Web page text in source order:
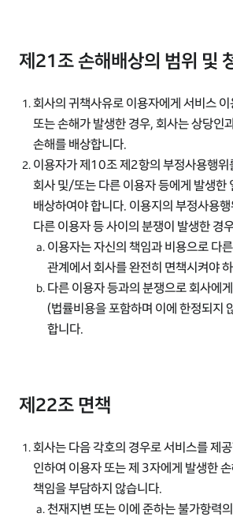
제21조 손해배상의 범위 및
회사의 귀책사유로 이용자에게 서비스
또는 손해가 발생한 경우, 회사는 상당인
손해를 배상합니다.
이용자가 제10조 제2항의 부정사용행위
회사 및/또는 다른 이용자 등에게 발생한
배상하여야 합니다. 이용지의 부정사용
다른 이용자 등 사이의 분쟁이 발생한 경
이용자는 자신의 책임과 비용으로 다
관계에서 회사를 완전히 면책시켜야
다른 이용자 등과의 분쟁으로 회사에
(법률비용을 포함하며 이에 한정되지
합니다.
제22조 면책
회사는 다음 각호의 경우로 서비스를 제
인하여 이용자 또는 제 3자에게 발생한
책임을 부담하지 않습니다.
천재지변 또는 이에 준하는 불가항력